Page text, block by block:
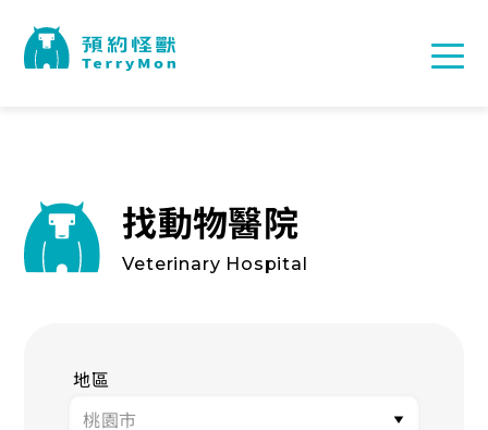
找動物醫院
Veterinary Hospital
地區